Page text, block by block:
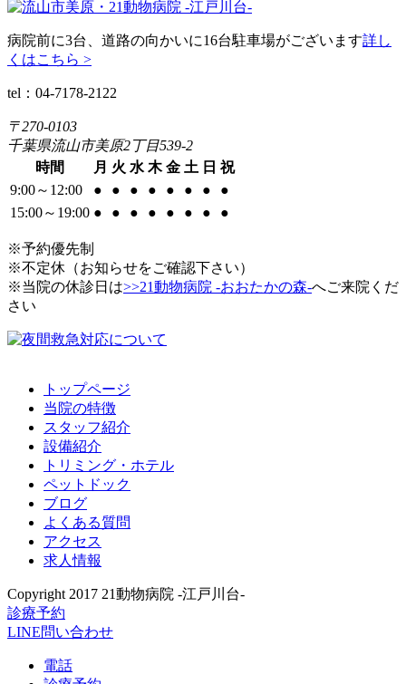
病院前に3台、道路の向かいに16台駐車場がございます詳し
くはこちら >
tel：04-7178-2122
〒270-0103
千葉県流山市美原2丁目539-2
時間
月 火 水 木 金 土 日 祝
9:00～12:00
● ● ● ● ● ● ●
●
15:00～19:00 ● ● ● ● ● ● ● ●
※予約優先制
※不定休（お知らせをご確認下さい）
※当院の休診日は>>21動物病院 -おおたかの森-へご来院くだ
さい
トップページ
当院の特徴
スタッフ紹介
設備紹介
トリミング・ホテル
ペットドック
ブログ
よくある質問
アクセス
求人情報
Copyright 2017 21動物病院 -江戸川台-
診療予約
LINE問い合わせ
電話